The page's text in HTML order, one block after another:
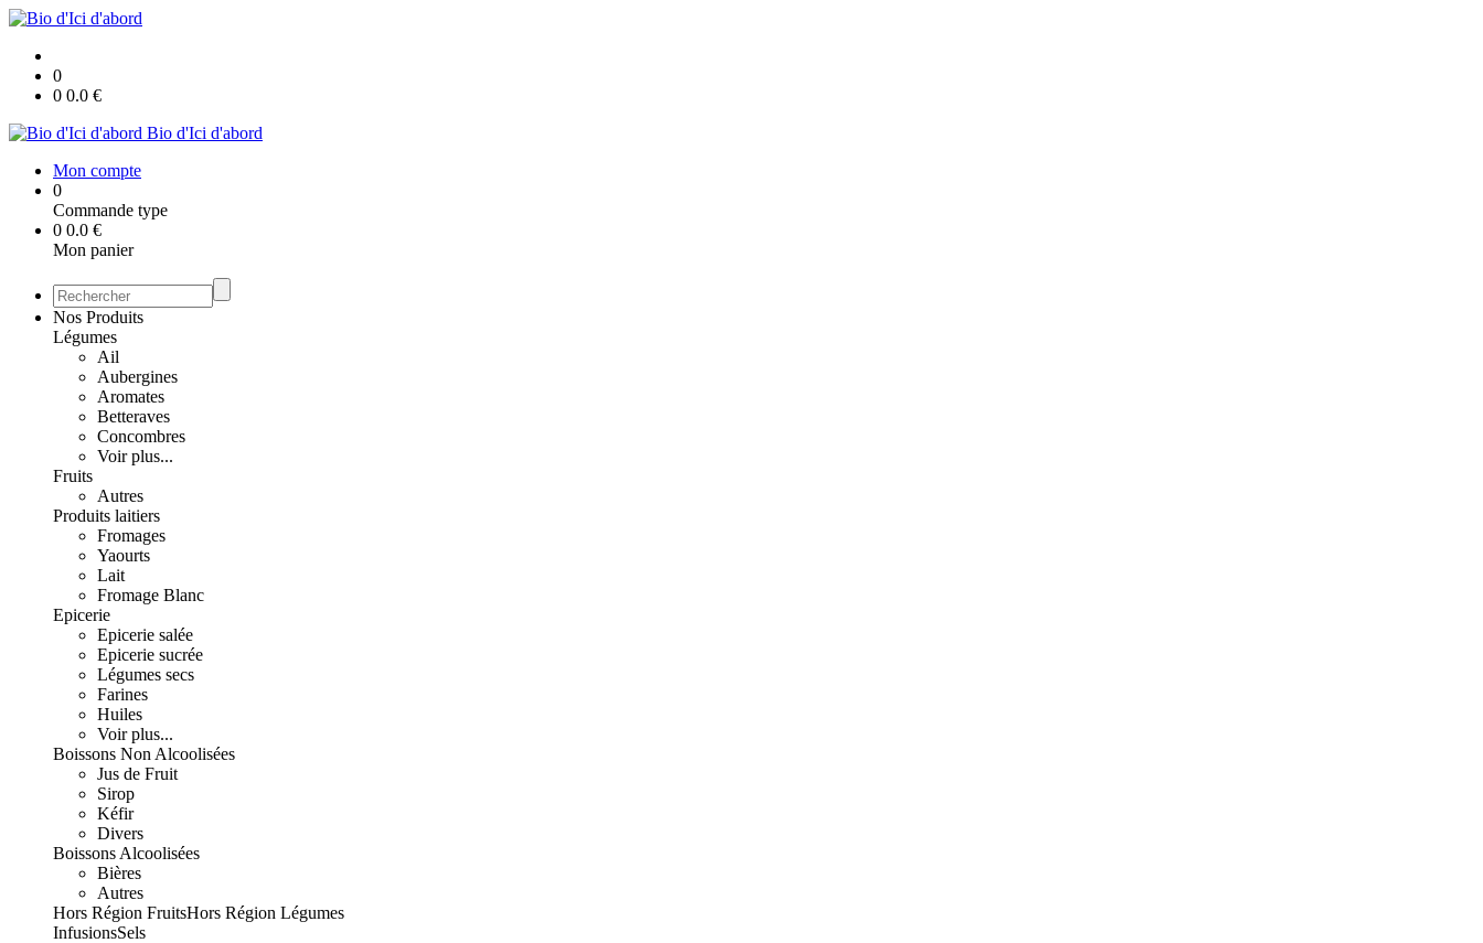
0
0 0.0 €
Bio d'Ici d'abord
Mon compte
0
Commande type
0 0.0 €
Mon panier
Nos Produits
Légumes
Ail
Aubergines
Aromates
Betteraves
Concombres
Voir plus...
Fruits
Autres
Produits laitiers
Fromages
Yaourts
Lait
Fromage Blanc
Epicerie
Epicerie salée
Epicerie sucrée
Légumes secs
Farines
Huiles
Voir plus...
Boissons Non Alcoolisées
Jus de Fruit
Sirop
Kéfir
Divers
Boissons Alcoolisées
Bières
Autres
Hors Région FruitsHors Région Légumes
InfusionsSels